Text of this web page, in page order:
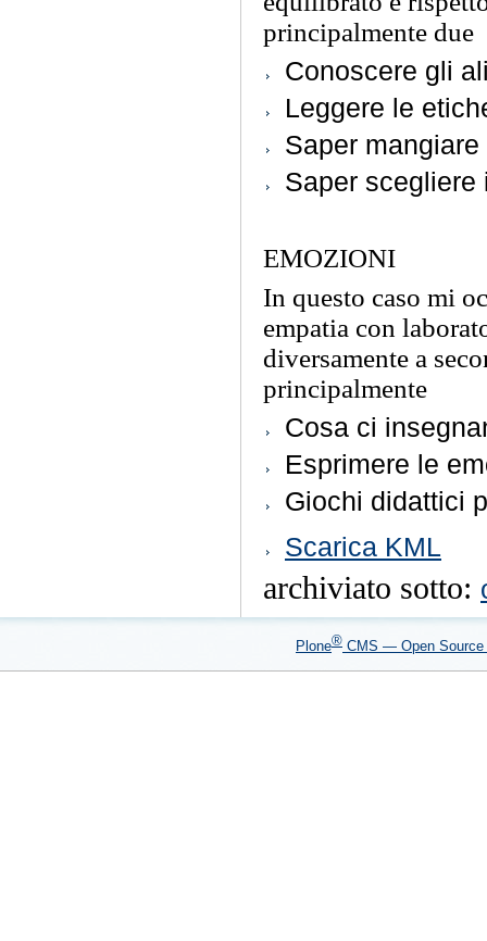
principalmente due
Conoscere gli
Leggere le
Saper
Saper scegliere
EMOZIONI
In questo caso mi
empatia con
diversamente a
principalmente
Cosa ci
Esprimere le
Giochi didattici
sul
documento
Scarica KML
archiviato sotto:
Plone® CMS — Open Source